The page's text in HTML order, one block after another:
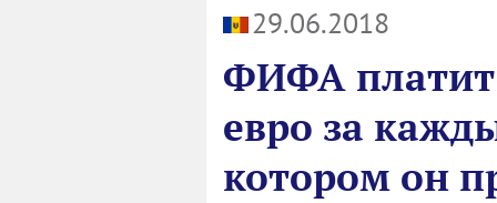
29.06.2018
ФИФА платит
евро за
котором он